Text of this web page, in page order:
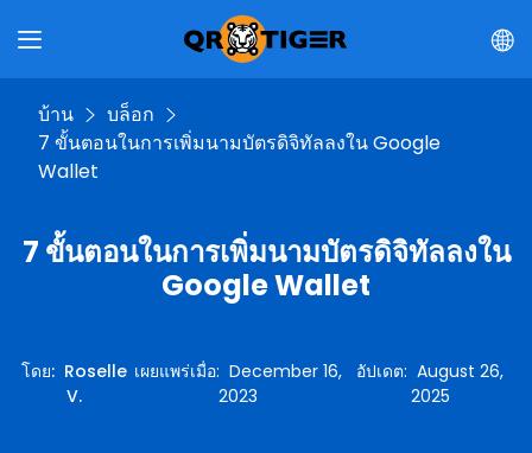
บ้าน
บล็อก
7 ขั้นตอนในการเพิ่มนามบัตรดิจิทัลลงใน Google
Wallet
7 ขั้นตอนในการเพิ่มนามบัตรดิจิทัลลงใน
Google Wallet
โดย: Roselle
V.
เผยแพร่เมื่อ: December 16,
2023
อัปเดต:August 26,
2025